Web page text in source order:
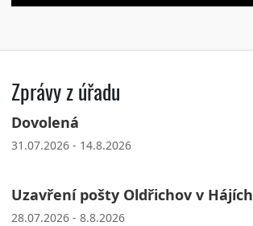
Zprávy z úřadu
Dovolená
31.07.2026 - 14.8.2026
Uzavření pošty Oldřichov v Hájích
28.07.2026 - 8.8.2026